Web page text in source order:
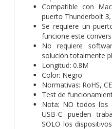
Compatible con
puerto Thunderbolt
Se requiere un
funcione este
No requiere
solución totalmente
Longitud: 0.8M
Color: Negro
Normativas: RoHS, CE
Test de
Nota: NO todos los
USB-C pueden
SOLO los